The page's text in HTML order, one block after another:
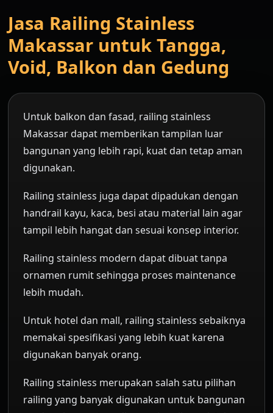
Jasa Railing Stainless
Makassar untuk Tangga,
Void, Balkon dan Gedung
Untuk balkon dan fasad, railing stainless
Makassar dapat memberikan tampilan luar
bangunan yang lebih rapi, kuat dan tetap aman
digunakan.
Railing stainless juga dapat dipadukan dengan
handrail kayu, kaca, besi atau material lain agar
tampil lebih hangat dan sesuai konsep interior.
Railing stainless modern dapat dibuat tanpa
ornamen rumit sehingga proses maintenance
lebih mudah.
Untuk hotel dan mall, railing stainless sebaiknya
memakai spesifikasi yang lebih kuat karena
digunakan banyak orang.
Railing stainless merupakan salah satu pilihan
railing yang banyak digunakan untuk bangunan